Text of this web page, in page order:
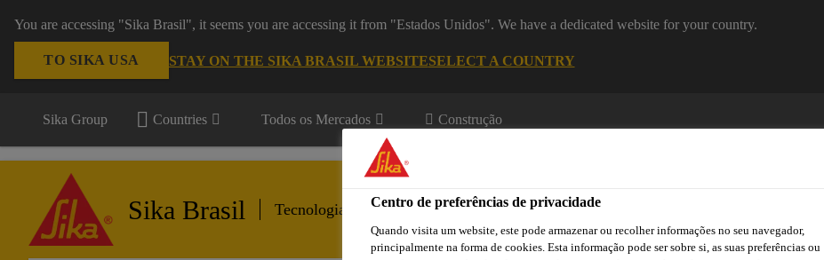
You are accessing "Sika Brasil", it seems you are accessing it from "Estados Unidos". We have a dedicated website for your country.
TO SIKA USA STAY ON THE SIKA BRASIL WEBSITESELECT A COUNTRY
Sika Group Countries Todos os Mercados Construção
Sika Brasil Tecnologia do ConcretoCentro de preferências de privacidade
Quando visita um website, este pode armazenar ou recolher informações no seu navegador,
principalmente na forma de cookies. Esta informação pode ser sobre si, as suas preferências ou